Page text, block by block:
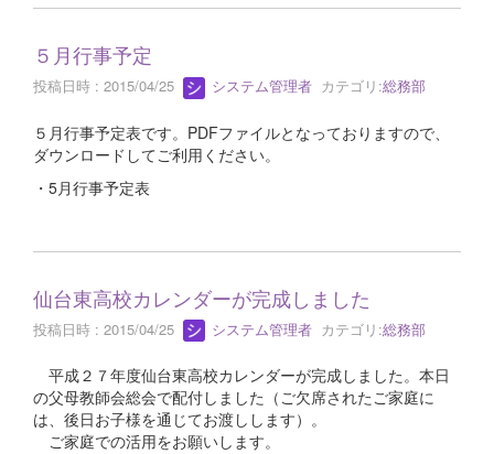
５月行事予定
投稿日時 : 2015/04/25 システム管理者 カテゴリ:総務部
５月行事予定表です。PDFファイルとなっておりますので、
ダウンロードしてご利用ください。
・5月行事予定表
仙台東高校カレンダーが完成しました
投稿日時 : 2015/04/25 システム管理者 カテゴリ:総務部
平成２７年度仙台東高校カレンダーが完成しました。本日
の父母教師会総会で配付しました（ご欠席されたご家庭に
は、後日お子様を通じてお渡しします）。
ご家庭での活用をお願いします。